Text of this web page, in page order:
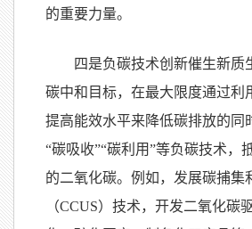
的重要力量。
四是负碳技术创新催生新质
碳中和目标，在最大限度通过利
提高能效水平来降低碳排放的同
“碳吸收”“碳利用”等负碳技术，
的二氧化碳。例如，发展碳捕集
（CCUS）技术，开发二氧化碳